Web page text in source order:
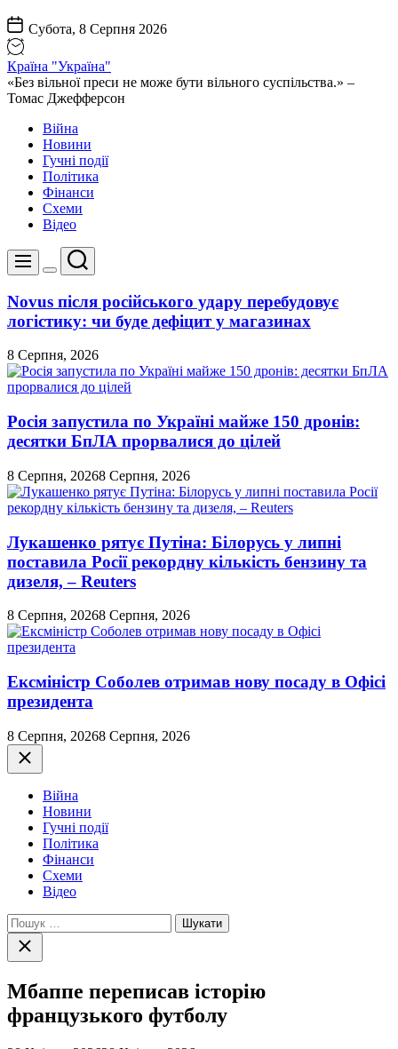
Субота, 8 Серпня 2026
Країна "Україна"
«Без вільної преси не може бути вільного суспільства.» –
Томас Джефферсон
Війна
Новини
Гучні події
Політика
Фінанси
Схеми
Відео
Меню
Перемикач
режиму
Пошук
Novus після російського удару перебудовує
логістику: чи буде дефіцит у магазинах
8 Серпня, 2026
Росія запустила по Україні майже 150 дронів:
десятки БпЛА прорвалися до цілей
8 Серпня, 20268 Серпня, 2026
Лукашенко рятує Путіна: Білорусь у липні
поставила Росії рекордну кількість бензину та
дизеля, – Reuters
8 Серпня, 20268 Серпня, 2026
Ексміністр Соболев отримав нову посаду в Офісі
президента
8 Серпня, 20268 Серпня, 2026
Закрити
Війна
Новини
Гучні події
Політика
Фінанси
Схеми
Відео
Пошук:
Закрити
пошук
Мбаппе переписав історію
французького футболу